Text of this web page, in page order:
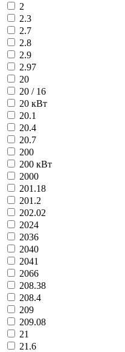
2
2.3
2.7
2.8
2.9
2.97
20
20 / 16
20 кВт
20.1
20.4
20.7
200
200 кВт
2000
201.18
201.2
202.02
2024
2036
2040
2041
2066
208.38
208.4
209
209.08
21
21.6